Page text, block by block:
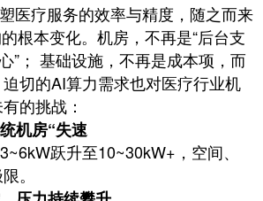
医疗服务的效率与精度，随之而来
根本变化。机房，不再是“后台支
”； 基础设施，不再是成本项，而
切的AI算力需求也对医疗行业机
的挑战：
机房“失速
跃升至10~30kW+，空间、
。